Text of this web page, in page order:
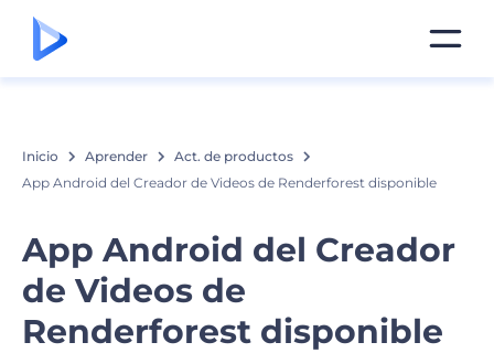
Inicio Aprender
Act. de productos
App Android del Creador de Videos de Renderforest disponible
App Android del Creador
de Videos de
Renderforest disponible